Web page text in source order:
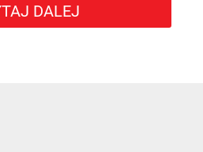
DALEJ